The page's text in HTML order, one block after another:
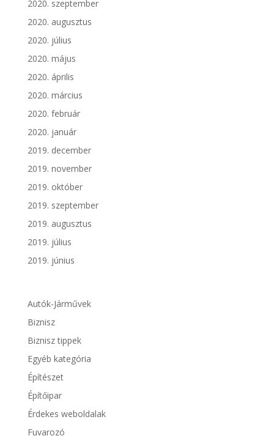
2020. szeptember
2020. augusztus
2020. július
2020. május
2020. április
2020. március
2020. február
2020. január
2019. december
2019. november
2019. október
2019. szeptember
2019. augusztus
2019. július
2019. június
Autók-Járművek
Biznisz
Biznisz tippek
Egyéb kategória
Építészet
Építőipar
Érdekes weboldalak
Fuvarozó